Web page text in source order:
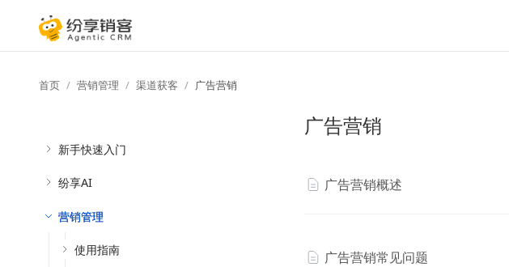
首页 营销管理 渠道获客 广告营销
新手快速入门
纷享AI
营销管理
使用指南
广告营销
广告营销概述
广告营销常见问题